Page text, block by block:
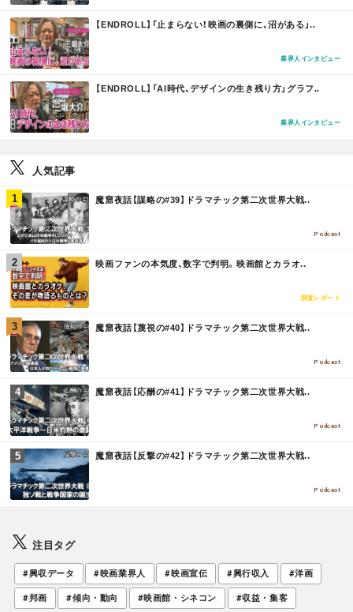
【ENDROLL】「止まらない！映画の裏側に、沼がある」..
業界人インタビュー
【ENDROLL】「AI時代、デザインの生き残り方」グラフ..
業界人インタビュー
人気記事
魔窟夜話【謀略の#39】ドラマチック第二次世界大戦..
Podcast
M
O
映画ファンの本気度、数字で判明。映画館とカラオ..
調査レポート
M
O
魔窟夜話【蔑視の#40】ドラマチック第二次世界大戦..
Podcast
M
O
魔窟夜話【応酬の#41】ドラマチック第二次世界大戦..
Podcast
魔窟夜話【反撃の#42】ドラマチック第二次世界大戦..
Podcast
注目タグ
#興収データ #映画業界人 #映画宣伝 #興行収入 #洋画
#邦画 #傾向・動向 #映画館・シネコン #収益・集客